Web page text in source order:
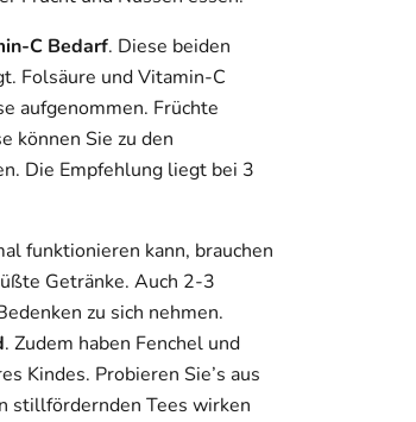
C Bedarf. Diese beiden
Folsäure und Vitamin-C
aufgenommen. Früchte
können Sie zu den
Die Empfehlung liegt bei 3
funktionieren kann, brauchen
Getränke. Auch 2-3
zu sich nehmen.
. Zudem haben Fenchel und
Kindes. Probieren Sie’s aus
stillfördernden Tees wirken